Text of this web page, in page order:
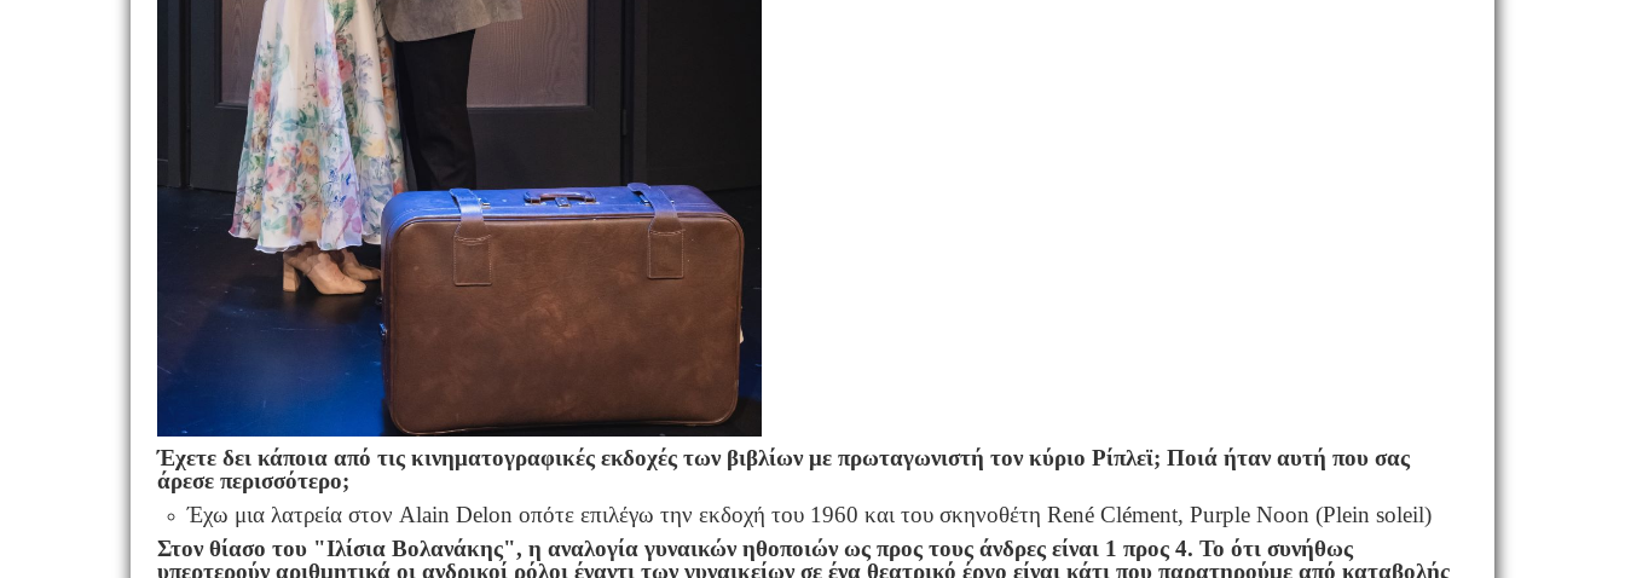
Έχετε δει κάποια από τις κινηματογραφικές εκδοχές των βιβλίων με πρωταγωνιστή τον κύριο Ρίπλεϊ; Ποιά ήταν αυτή που σας
άρεσε περισσότερο;
Έχω μια λατρεία στον Alain Delon οπότε επιλέγω την εκδοχή του 1960 και του σκηνοθέτη René Clément, Purple Noon (Plein soleil)
Στον θίασο του "Ιλίσια Βολανάκης", η αναλογία γυναικών ηθοποιών ως προς τους άνδρες είναι 1 προς 4. Το ότι συνήθως
υπερτερούν αριθμητικά οι ανδρικοί ρόλοι έναντι των γυναικείων σε ένα θεατρικό έργο είναι κάτι που παρατηρούμε από καταβολής